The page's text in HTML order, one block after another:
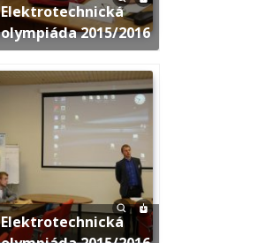
Elektrotechnická
olympiáda 2015/2016
Elektrotechnická